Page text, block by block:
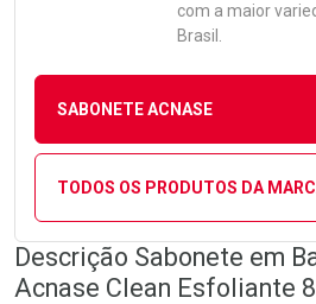
com a maior
Brasil.
SABONETE ACNASE
TODOS OS PRODUTOS DA
Descrição Sabonete em
Acnase Clean Esfoliante